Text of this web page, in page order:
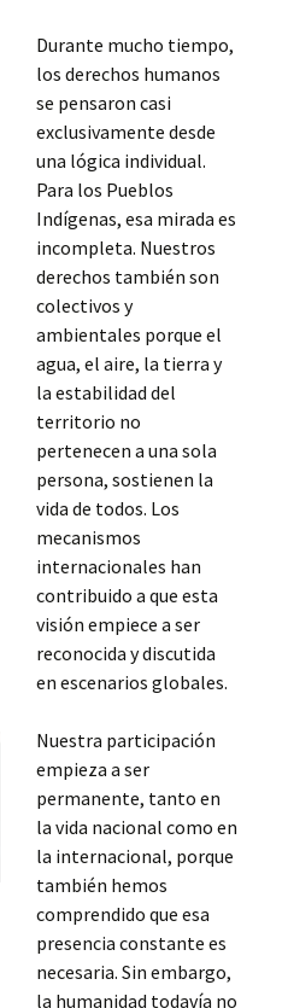
Durante mucho tiempo,
los derechos humanos
se pensaron casi
exclusivamente desde
una lógica individual.
Para los Pueblos
Indígenas, esa mirada es
incompleta. Nuestros
derechos también son
colectivos y
ambientales porque el
agua, el aire, la tierra y
la estabilidad del
territorio no
pertenecen a una sola
persona, sostienen la
vida de todos. Los
mecanismos
internacionales han
contribuido a que esta
visión empiece a ser
reconocida y discutida
en escenarios globales.
Nuestra participación
empieza a ser
permanente, tanto en
la vida nacional como en
la internacional, porque
también hemos
comprendido que esa
presencia constante es
necesaria. Sin embargo,
la humanidad todavía no